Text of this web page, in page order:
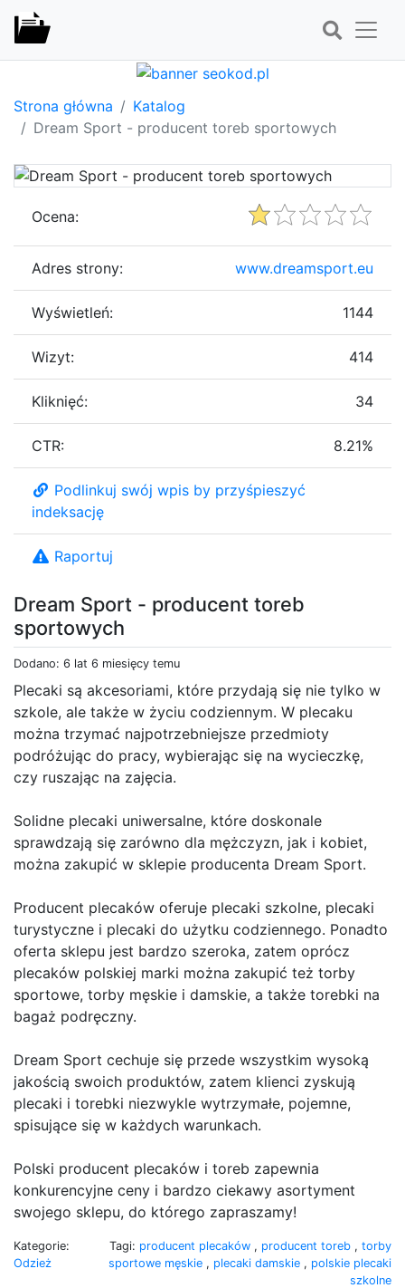
Strona główna
Katalog
Dream Sport - producent toreb sportowych
Dream Sport - producent toreb
sportowych
Dodano: 6 lat 6 miesięcy temu
Plecaki są akcesoriami, które przydają się nie tylko w
szkole, ale także w życiu codziennym. W plecaku
można trzymać najpotrzebniejsze przedmioty
podróżując do pracy, wybierając się na wycieczkę,
czy ruszając na zajęcia.
Solidne plecaki uniwersalne, które doskonale
sprawdzają się zarówno dla mężczyzn, jak i kobiet,
można zakupić w sklepie producenta Dream Sport.
Producent plecaków oferuje plecaki szkolne, plecaki
turystyczne i plecaki do użytku codziennego. Ponadto
oferta sklepu jest bardzo szeroka, zatem oprócz
plecaków polskiej marki można zakupić też torby
sportowe, torby męskie i damskie, a także torebki na
bagaż podręczny.
Dream Sport cechuje się przede wszystkim wysoką
jakością swoich produktów, zatem klienci zyskują
plecaki i torebki niezwykle wytrzymałe, pojemne,
spisujące się w każdych warunkach.
Polski producent plecaków i toreb zapewnia
konkurencyjne ceny i bardzo ciekawy asortyment
swojego sklepu, do którego zapraszamy!
Kategorie:
Odzież
Tagi: producent plecaków , producent toreb , torby
sportowe męskie , plecaki damskie , polskie plecaki
szkolne
Ocena:
Adres strony: www.dreamsport.eu
Wyświetleń: 1144
Wizyt: 414
Kliknięć: 34
CTR: 8.21%
Podlinkuj swój wpis by przyśpieszyć
indeksację
Raportuj